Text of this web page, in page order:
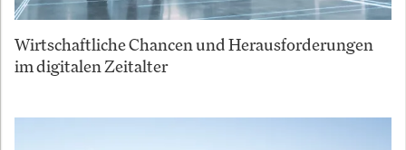
Wirtschaftliche Chancen und Herausforderungen
im digitalen Zeitalter